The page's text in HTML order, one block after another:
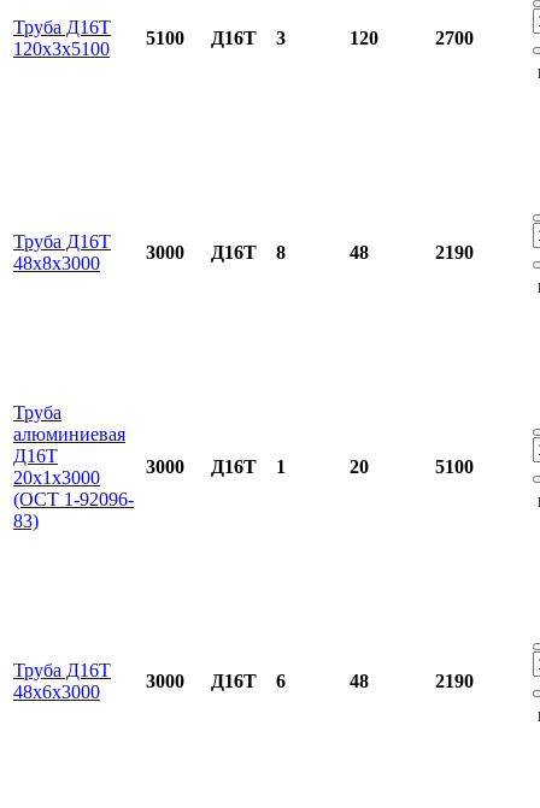
Труба Д16Т
120х3х5100
5100 Д16Т 3 120
2700
Труба Д16Т
48х8х3000
3000 Д16Т 8 48
2190
Труба
алюминиевая
Д16Т
20x1x3000
(ОСТ 1-92096-
83)
3000 Д16Т 1 20
5100
Труба Д16Т
48х6х3000
3000 Д16Т 6 48
2190